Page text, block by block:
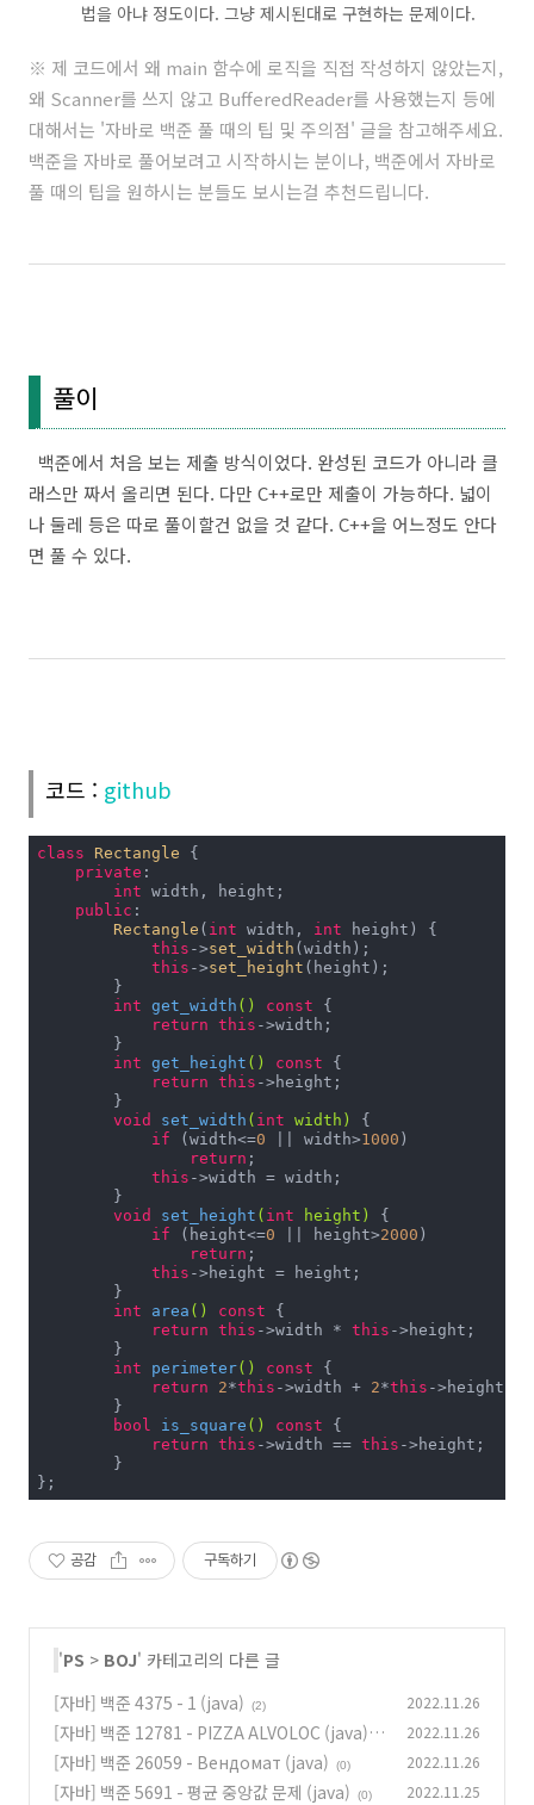
법을 아냐 정도이다. 그냥 제시된대로 구현하는 문제이다.
※ 제 코드에서 왜 main 함수에 로직을 직접 작성하지 않았는지,
왜 Scanner를 쓰지 않고 BufferedReader를 사용했는지 등에
대해서는 '자바로 백준 풀 때의 팁 및 주의점' 글을 참고해주세요.
백준을 자바로 풀어보려고 시작하시는 분이나, 백준에서 자바로
풀 때의 팁을 원하시는 분들도 보시는걸 추천드립니다.
풀이
백준에서 처음 보는 제출 방식이었다. 완성된 코드가 아니라 클
래스만 짜서 올리면 된다. 다만 C++로만 제출이 가능하다. 넓이
나 둘레 등은 따로 풀이할건 없을 것 같다. C++을 어느정도 안다
면 풀 수 있다.
코드 : github
class Rectangle {
private :
int width, height;
public :
Rectangle ( int width, int height) {
this ->set_width (width);
this ->set_height (height);
        }
int get_width () const
{
return this ->width;
        }
int get_height () const
{
return this ->height;
        }
void
set_width ( int width)
{
if (width<=0 || width>1000 )
return ;
this ->width = width;
        }
void
set_height ( int height)
{
if (height<=0 || height>2000 )
return ;
this ->height = height;
        }
int
area () const
{
return this ->width * this ->height;
        }
int
perimeter() const
{
return
2*this ->width + 2*this ->height;
        }
bool
is_square () const
{
return this ->width == this ->height;
        }
};
공감 구독하기
'PS > BOJ' 카테고리의 다른 글
[자바] 백준 4375 - 1 (java)
(2) 2022.11.26
[자바] 백준 12781 - PIZZA ALVOLOC (java)
(0)
2022.11.26
[자바] 백준 26059 - Вендомат (java) (0) 2022.11.26
[자바] 백준 5691 - 평균 중앙값 문제 (java) (0) 2022.11.25